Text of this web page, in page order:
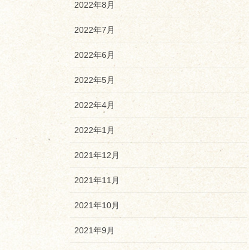
2022年8月
2022年7月
2022年6月
2022年5月
2022年4月
2022年1月
2021年12月
2021年11月
2021年10月
2021年9月